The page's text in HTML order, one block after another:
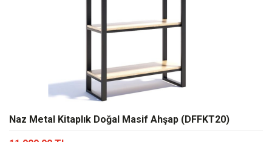
Naz Metal Kitaplık Doğal Masif Ahşap (DFFKT20)